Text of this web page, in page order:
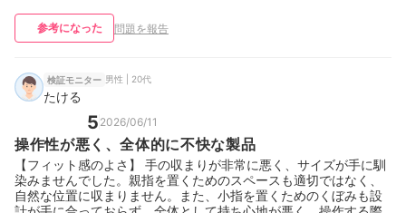
参考になった 問題を報告
検証モニター 男性 | 20代
たける
5 2026/06/11
操作性が悪く、全体的に不快な製品
【フィット感のよさ】 手の収まりが非常に悪く、サイズが手に馴
染みませんでした。親指を置くためのスペースも適切ではなく、
自然な位置に収まりません。また、小指を置くためのくぼみも設